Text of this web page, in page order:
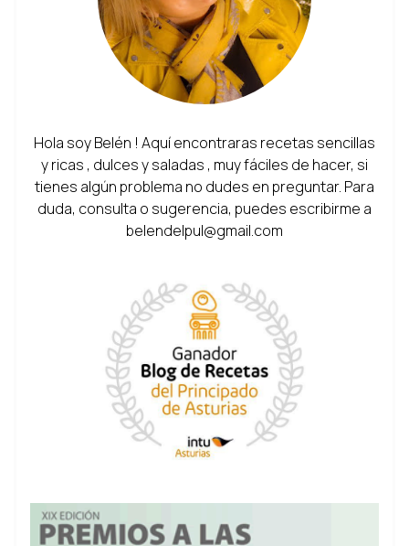
Hola soy Belén ! Aquí encontraras recetas sencillas
y ricas , dulces y saladas , muy fáciles de hacer, si
tienes algún problema no dudes en preguntar. Para
duda, consulta o sugerencia, puedes escribirme a
belendelpul@gmail.com